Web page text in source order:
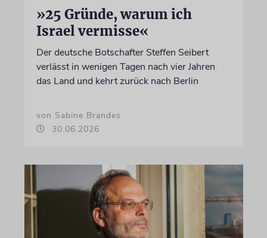
»25 Gründe, warum ich
Israel vermisse«
Der deutsche Botschafter Steffen Seibert
verlässt in wenigen Tagen nach vier Jahren
das Land und kehrt zurück nach Berlin
von Sabine Brandes
30.06.2026